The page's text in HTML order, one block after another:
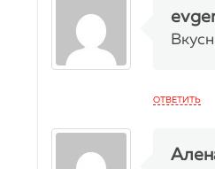
ОТВЕТИТЬ